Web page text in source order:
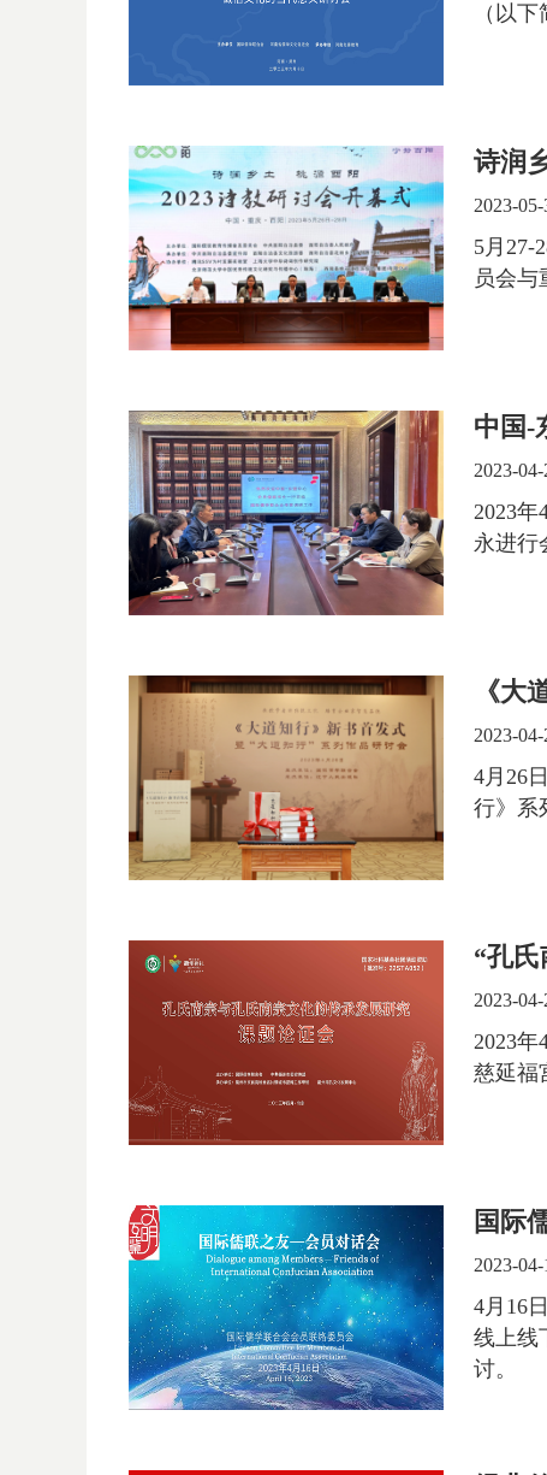
（以
诗润
2023-05-
5月27-
员会与
中国-
2023-04-
2023
永进行
《大
2023-04-
4月26
行》系
“孔
2023-04-
2023
慈延福
国际
2023-04-
4月16
线上线
讨。